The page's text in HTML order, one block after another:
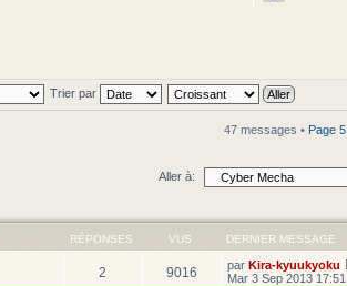
Trier par
47 messages • Page 5
Aller à:
RÉPONSES VUS DERNIER MESSAGE
2 9016 par Kira-kyuukyoku
Mar 3 Sep 2013 17:51